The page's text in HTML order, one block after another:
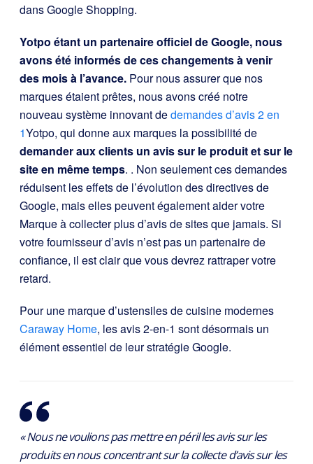
dans Google Shopping.
Yotpo étant un partenaire officiel de Google, nous
avons été informés de ces changements à venir
des mois à l’avance. Pour nous assurer que nos
marques étaient prêtes, nous avons créé notre
nouveau système innovant dedemandes d’avis 2 en
1Yotpo, qui donne aux marques la possibilité de
demander aux clients un avis sur le produit et sur le
site en même temps. . Non seulement ces demandes
réduisent les effets de l’évolution des directives de
Google, mais elles peuvent également aider votre
Marque à collecter plus d’avis de sites que jamais. Si
votre fournisseur d’avis n’est pas un partenaire de
confiance, il est clair que vous devrez rattraper votre
retard.
Pour une marque d’ustensiles de cuisine modernes
Caraway Home, les avis 2-en-1 sont désormais un
élément essentiel de leur stratégie Google.
« Nous ne voulions pas mettre en péril les avis sur les
produits en nous concentrant sur la collecte d’avis sur les